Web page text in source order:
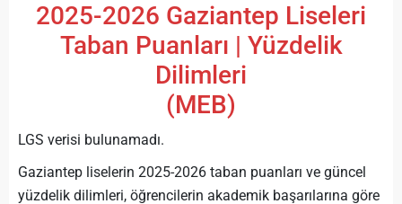
2025-2026 Gaziantep Liseleri
Taban Puanları | Yüzdelik
Dilimleri
(MEB)
LGS verisi bulunamadı.
Gaziantep liselerin 2025-2026 taban puanları ve güncel
yüzdelik dilimleri, öğrencilerin akademik başarılarına göre